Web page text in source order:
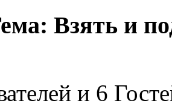
Взять и
и 6